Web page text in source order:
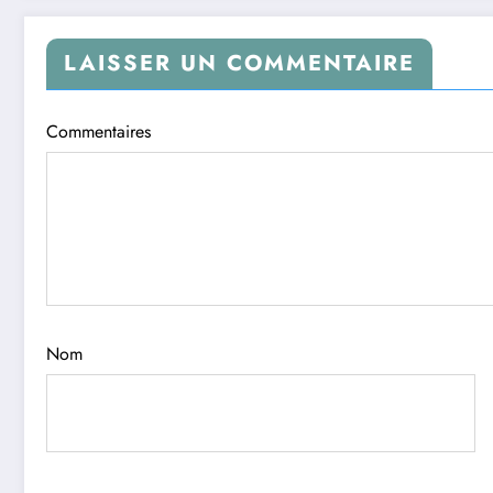
LAISSER UN COMMENTAIRE
Commentaires
Nom